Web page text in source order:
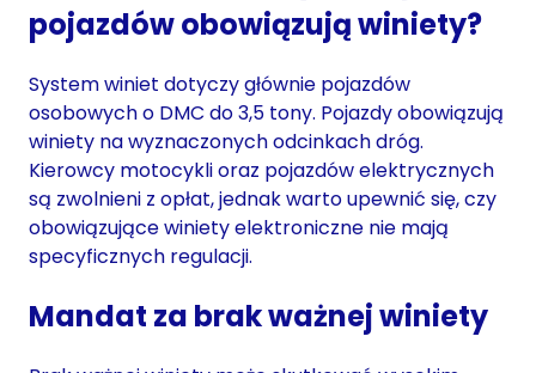
pojazdów obowiązują winiety?
System winiet dotyczy głównie pojazdów
osobowych o DMC do 3,5 tony. Pojazdy obowiązują
winiety na wyznaczonych odcinkach dróg.
Kierowcy motocykli oraz pojazdów elektrycznych
są zwolnieni z opłat, jednak warto upewnić się, czy
obowiązujące winiety elektroniczne nie mają
specyficznych regulacji.
Mandat za brak ważnej winiety